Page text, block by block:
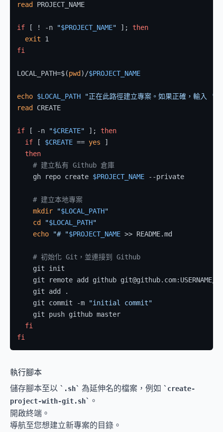
read
PROJECT_NAME
if [ ! -n "$PROJECT_NAME" ]; then
exit
fi
LOCAL_PATH=$(pwd )/$PROJECT_NAME
echo $LOCAL_PATH
"正在此路徑建立專案。如果正確，輸入
read
CREATE
if [ -n "$CREATE" ]; then
if [ $CREATE == yes ]
then
# 建立私有 Github 倉庫
    gh repo create
$PROJECT_NAME --private
# 建立本地專案
mkdir
"$LOCAL_PATH"
cd
"$LOCAL_PATH"
echo
"# "$PROJECT_NAME >> README.md
# 初始化 Git，並連接到 Github
    git init
    git remote add github git@github.com:USERNAME/
    git add .
    git commit -m
"initial commit"
    git push github master
fi
fi
執行腳本
儲存腳本至以
.sh 為延伸名的檔案，例如
create-
project-with-git.sh
。
開啟終端。
導航至您想建立新專案的目錄。